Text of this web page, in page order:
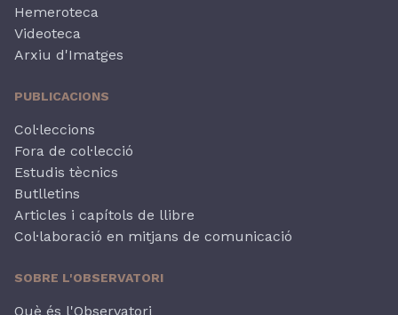
Hemeroteca
Videoteca
Arxiu d'Imatges
PUBLICACIONS
Col·leccions
Fora de col·lecció
Estudis tècnics
Butlletins
Articles i capítols de llibre
Col·laboració en mitjans de comunicació
SOBRE L'OBSERVATORI
Què és l'Observatori